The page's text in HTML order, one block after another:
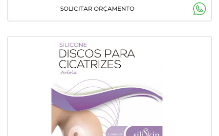
SOLICITAR ORÇAMENTO